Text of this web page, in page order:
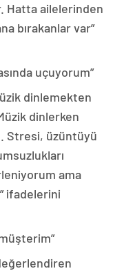
Hatta ailelerinden
bırakanlar var”
uçuyorum”
dinlemekten
dinlerken
Stresi, üzüntüyü
ama
ifadelerini